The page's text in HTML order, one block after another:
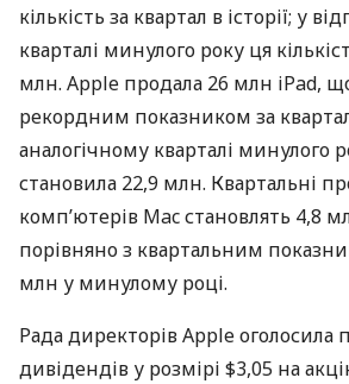
кількість за квартал в історії; у
кварталі минулого року ця
млн. Apple продала 26 млн iPad,
рекордним показником за квартал
аналогічному кварталі минулого
становила 22,9 млн. Квартальні
комп’ютерів Mac становлять 4,8
порівняно з квартальним
млн у минулому році.
Рада директорів Apple оголосила
дивідендів у розмірі $3,05 на